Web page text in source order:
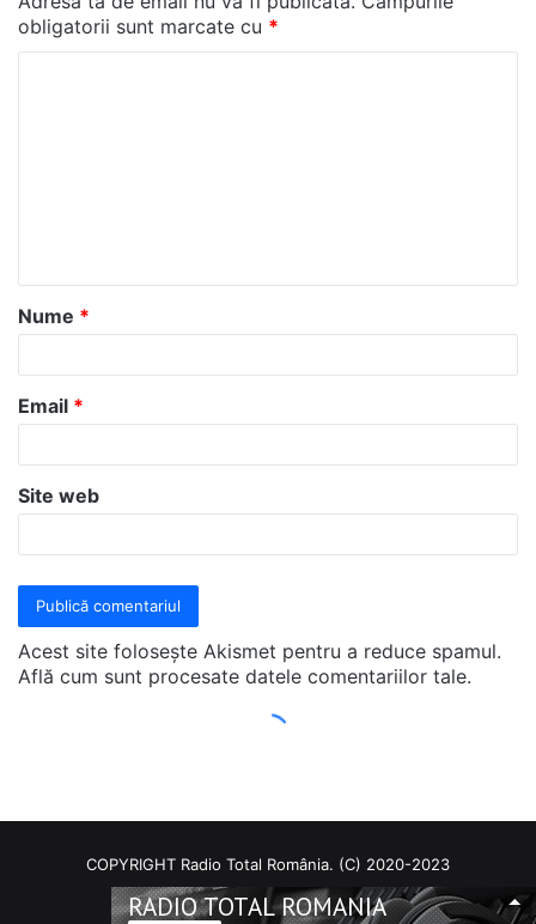
COPYRIGHT Radio Total România. (C) 2020-2023
RADIO TOTAL ROMANIA